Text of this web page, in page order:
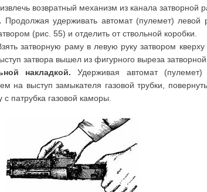
возвратный механизм из канала затворной
Продолжая удерживать автомат (пулемет) левой
(рис. 55) и отделить от ствольной коробки.
затворную раму в левую руку затвором
затвора вышел из фигурного выреза
накладкой. Удерживая автомат
на выступ замыкателя газовой трубки,
патрубка газовой каморы.